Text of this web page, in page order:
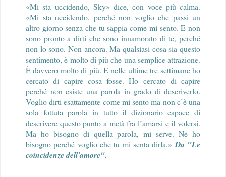
«Mi sta uccidendo, Sky» dice, con voce più calma.
«Mi sta uccidendo, perché non voglio che passi un
altro giorno senza che tu sappia come mi sento. E non
sono pronto a dirti che sono innamorato di te, perché
non lo sono. Non ancora. Ma qualsiasi cosa sia questo
sentimento, è molto di più che una semplice attrazione.
È davvero molto di più. E nelle ultime tre settimane ho
cercato di capire cosa fosse. Ho cercato di capire
perché non esiste una parola in grado di descriverlo.
Voglio dirti esattamente come mi sento ma non c’è una
sola fottuta parola in tutto il dizionario capace di
descrivere questo punto a metà fra l’amarsi e il volersi.
Ma ho bisogno di quella parola, mi serve. Ne ho
bisogno perché voglio che tu mi senta dirla.» Da "Le
coincidenze dell'amore".